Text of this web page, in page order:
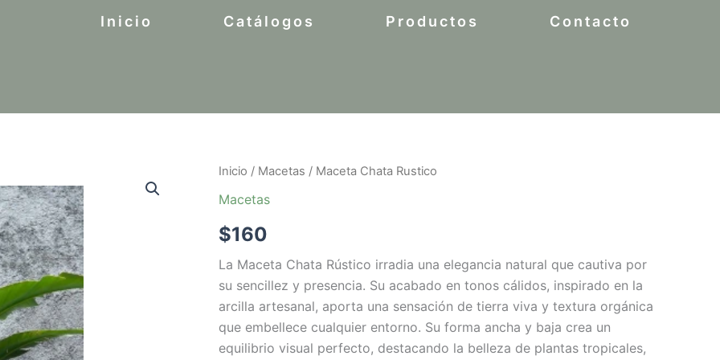
Inicio Catálogos Productos Contacto
Inicio / Macetas / Maceta Chata Rustico
Macetas
$160
La Maceta Chata Rústico irradia una elegancia natural que cautiva por
su sencillez y presencia. Su acabado en tonos cálidos, inspirado en la
arcilla artesanal, aporta una sensación de tierra viva y textura orgánica
que embellece cualquier entorno. Su forma ancha y baja crea un
equilibrio visual perfecto, destacando la belleza de plantas tropicales,